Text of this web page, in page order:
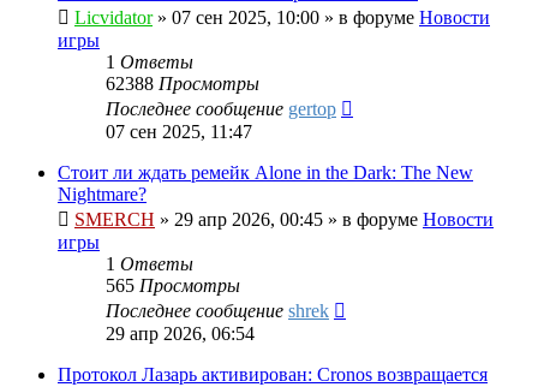
Licvidator» 07 сен 2025, 10:00 » в форуме Новости
игры
1 Ответы
62388 Просмотры
Последнее сообщение gertop
07 сен 2025, 11:47
Стоит ли ждать ремейк Alone in the Dark: The New
Nightmare?
SMERCH » 29 апр 2026, 00:45 » в форуме Новости
игры
1 Ответы
565 Просмотры
Последнее сообщение shrek
29 апр 2026, 06:54
Протокол Лазарь активирован: Cronos возвращается